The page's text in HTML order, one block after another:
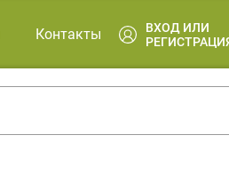
Контакты
ВХОД ИЛИ